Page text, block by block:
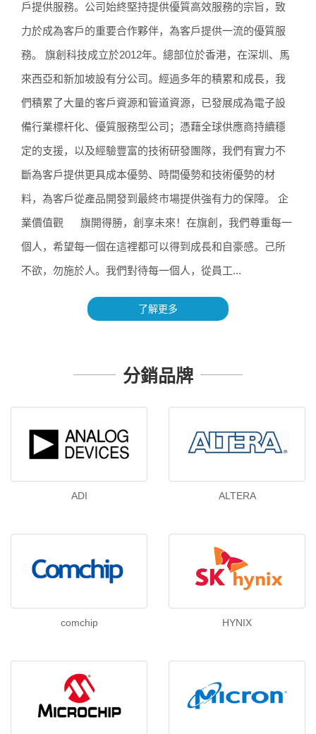
戶提供服務。公司始終堅持提供優質高效服務的宗旨，致
力於成為客戶的重要合作夥伴，為客戶提供一流的優質服
務。 旗創科技成立於2012年。總部位於香港，在深圳、馬
來西亞和新加坡設有分公司。經過多年的積累和成長，我
們積累了大量的客戶資源和管道資源，已發展成為電子設
備行業標杆化、優質服務型公司；憑藉全球供應商持續穩
定的支援，以及經驗豐富的技術研發團隊，我們有實力不
斷為客戶提供更具成本優勢、時間優勢和技術優勢的材
料，為客戶從產品開發到最終市場提供強有力的保障。 企
業價值觀 旗開得勝，創享未來！在旗創，我們尊重每一
個人，希望每一個在這裡都可以得到成長和自豪感。己所
不欲，勿施於人。我們對待每一個人，從員工...
了解更多
分銷品牌
ADI ALTERA
comchip HYNIX